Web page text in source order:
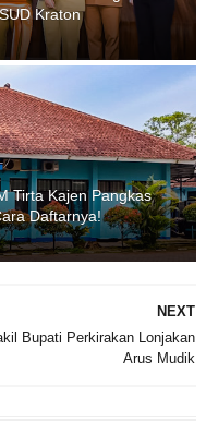
Kraton
Tirta Kajen Pangkas
Daftarnya!
NEXT
Bupati Perkirakan Lonjakan
Arus Mudik